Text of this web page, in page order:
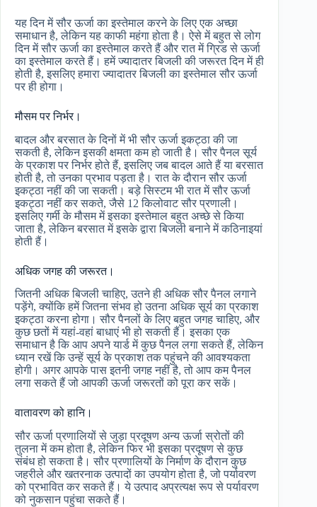
यह दिन में सौर ऊर्जा का इस्तेमाल करने के लिए एक अच्छा
समाधान है, लेकिन यह काफी महंगा होता है। ऐसे में बहुत से लोग
दिन में सौर ऊर्जा का इस्तेमाल करते हैं और रात में ग्रिड से ऊर्जा
का इस्तेमाल करते हैं। हमें ज्यादातर बिजली की जरूरत दिन में ही
होती है, इसलिए हमारा ज्यादातर बिजली का इस्तेमाल सौर ऊर्जा
पर ही होगा।
मौसम पर निर्भर।
बादल और बरसात के दिनों में भी सौर ऊर्जा इकट्ठा की जा
सकती है, लेकिन इसकी क्षमता कम हो जाती है। सौर पैनल सूर्य
के प्रकाश पर निर्भर होते हैं, इसलिए जब बादल आते हैं या बरसात
होती है, तो उनका प्रभाव पड़ता है। रात के दौरान सौर ऊर्जा
इकट्ठा नहीं की जा सकती। बड़े सिस्टम भी रात में सौर ऊर्जा
इकट्ठा नहीं कर सकते, जैसे 12 किलोवाट सौर प्रणाली।
इसलिए गर्मी के मौसम में इसका इस्तेमाल बहुत अच्छे से किया
जाता है, लेकिन बरसात में इसके द्वारा बिजली बनाने में कठिनाइयां
होती हैं।
अधिक जगह की जरूरत।
जितनी अधिक बिजली चाहिए, उतने ही अधिक सौर पैनल लगाने
पड़ेंगे, क्योंकि हमें जितना संभव हो उतना अधिक सूर्य का प्रकाश
इकट्ठा करना होगा। सौर पैनलों के लिए बहुत जगह चाहिए, और
कुछ छतों में यहां-वहां बाधाएं भी हो सकती हैं। इसका एक
समाधान है कि आप अपने यार्ड में कुछ पैनल लगा सकते हैं, लेकिन
ध्यान रखें कि उन्हें सूर्य के प्रकाश तक पहुंचने की आवश्यकता
होगी। अगर आपके पास इतनी जगह नहीं है, तो आप कम पैनल
लगा सकते हैं जो आपकी ऊर्जा जरूरतों को पूरा कर सकें।
वातावरण को हानि।
सौर ऊर्जा प्रणालियों से जुड़ा प्रदूषण अन्य ऊर्जा स्रोतों की
तुलना में कम होता है, लेकिन फिर भी इसका प्रदूषण से कुछ
संबंध हो सकता है। सौर प्रणालियों के निर्माण के दौरान कुछ
जहरीले और खतरनाक उत्पादों का उपयोग होता है, जो पर्यावरण
को प्रभावित कर सकते हैं। ये उत्पाद अप्रत्यक्ष रूप से पर्यावरण
को नुकसान पहुंचा सकते हैं।